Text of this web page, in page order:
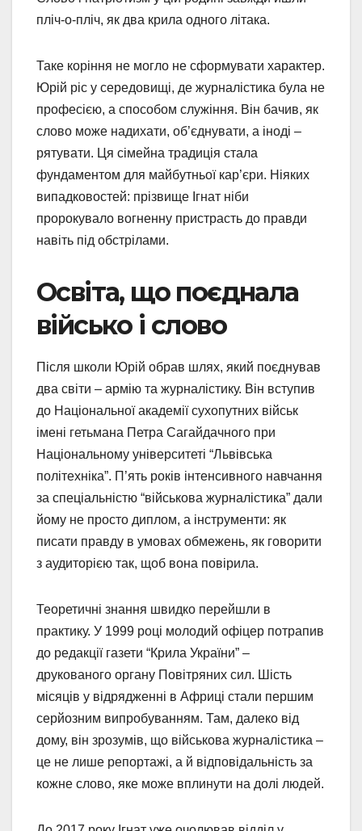
пліч-о-пліч, як два крила одного літака.
Таке коріння не могло не сформувати характер.
Юрій ріс у середовищі, де журналістика була не
професією, а способом служіння. Він бачив, як
слово може надихати, об’єднувати, а іноді –
рятувати. Ця сімейна традиція стала
фундаментом для майбутньої кар’єри. Ніяких
випадковостей: прізвище Ігнат ніби
пророкувало вогненну пристрасть до правди
навіть під обстрілами.
Освіта, що поєднала
військо і слово
Після школи Юрій обрав шлях, який поєднував
два світи – армію та журналістику. Він вступив
до Національної академії сухопутних військ
імені гетьмана Петра Сагайдачного при
Національному університеті “Львівська
політехніка”. П’ять років інтенсивного навчання
за спеціальністю “військова журналістика” дали
йому не просто диплом, а інструменти: як
писати правду в умовах обмежень, як говорити
з аудиторією так, щоб вона повірила.
Теоретичні знання швидко перейшли в
практику. У 1999 році молодий офіцер потрапив
до редакції газети “Крила України” –
друкованого органу Повітряних сил. Шість
місяців у відрядженні в Африці стали першим
серйозним випробуванням. Там, далеко від
дому, він зрозумів, що військова журналістика –
це не лише репортажі, а й відповідальність за
кожне слово, яке може вплинути на долі людей.